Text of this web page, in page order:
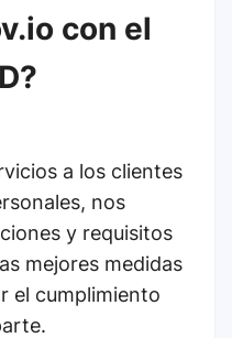
con el
a los clientes
nos
y requisitos
mejores medidas
el cumplimiento